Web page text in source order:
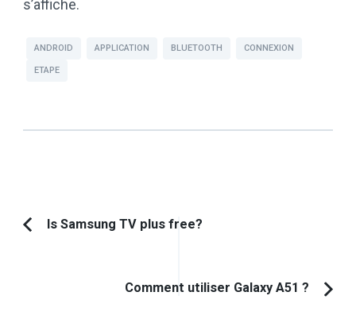
s’affiche.
ANDROID APPLICATION BLUETOOTH CONNEXION
ETAPE
Navigation
Is Samsung TV plus free?
Comment utiliser Galaxy A51 ?